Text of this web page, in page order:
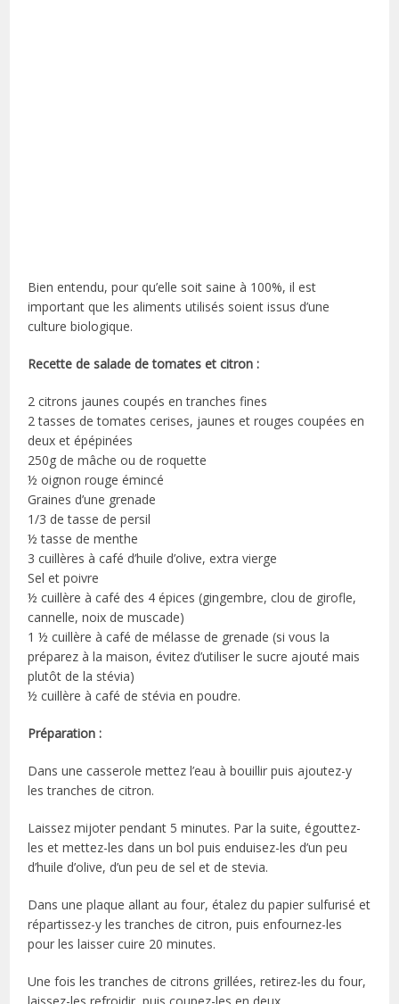
Bien entendu, pour qu’elle soit saine à 100%, il est
important que les aliments utilisés soient issus d’une
culture biologique.
Recette de salade de tomates et citron :
2 citrons jaunes coupés en tranches fines
2 tasses de tomates cerises, jaunes et rouges coupées en
deux et épépinées
250g de mâche ou de roquette
½ oignon rouge émincé
Graines d’une grenade
1/3 de tasse de persil
½ tasse de menthe
3 cuillères à café d’huile d’olive, extra vierge
Sel et poivre
½ cuillère à café des 4 épices (gingembre, clou de girofle,
cannelle, noix de muscade)
1 ½ cuillère à café de mélasse de grenade (si vous la
préparez à la maison, évitez d’utiliser le sucre ajouté mais
plutôt de la stévia)
½ cuillère à café de stévia en poudre.
Préparation :
Dans une casserole mettez l’eau à bouillir puis ajoutez-y
les tranches de citron.
Laissez mijoter pendant 5 minutes. Par la suite, égouttez-
les et mettez-les dans un bol puis enduisez-les d’un peu
d’huile d’olive, d’un peu de sel et de stevia.
Dans une plaque allant au four, étalez du papier sulfurisé et
répartissez-y les tranches de citron, puis enfournez-les
pour les laisser cuire 20 minutes.
Une fois les tranches de citrons grillées, retirez-les du four,